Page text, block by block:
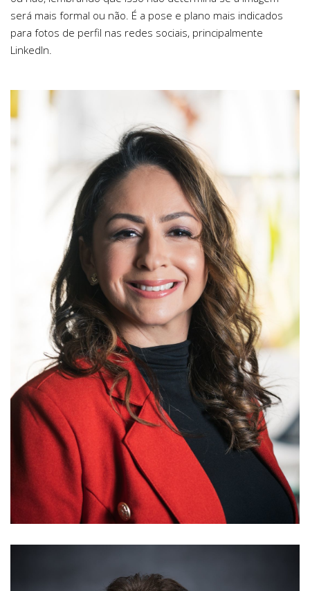
será mais formal ou não. É a pose e plano mais indicados
para fotos de perfil nas redes sociais, principalmente
LinkedIn.